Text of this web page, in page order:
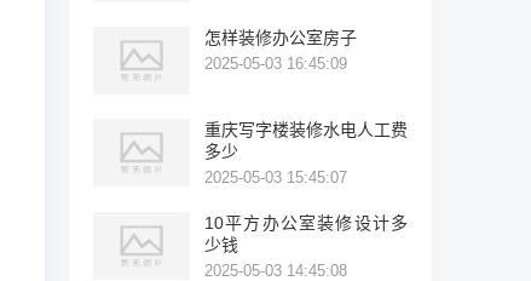
怎样装修办公室房子
2025-05-03 16:45:09
重庆写字楼装修水电人工费
多少
2025-05-03 15:45:07
10平方办公室装修设计多
少钱
2025-05-03 14:45:08